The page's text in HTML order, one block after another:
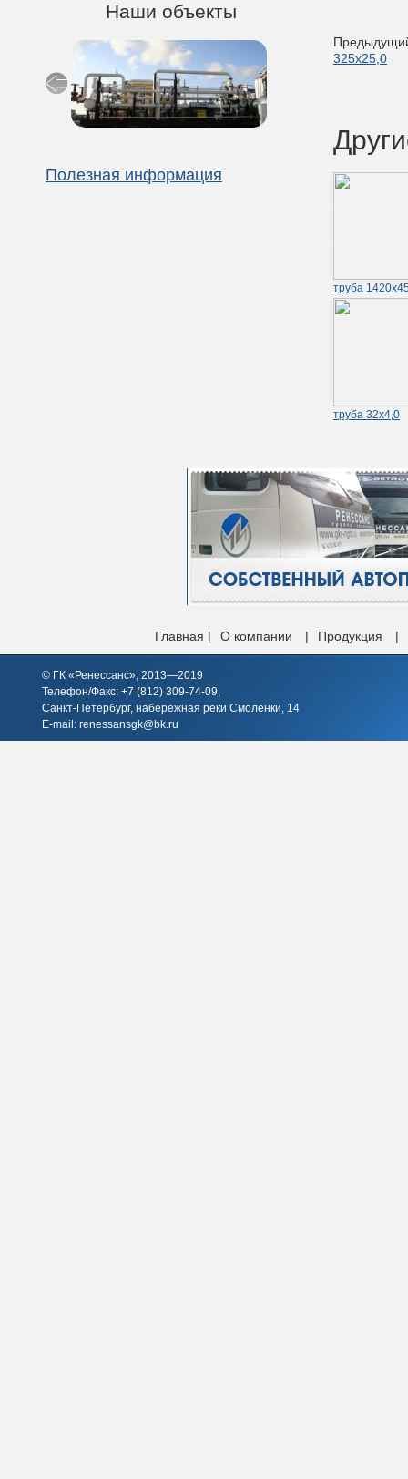
Наши объекты
Полезная информация
325х25,0
труба
труба 32х4,0
Главная | О компании | Продукция |
© ГК «Ренессанс», 2013—2019
Телефон/Факс: +7 (812) 309-74-09,
Санкт-Петербург, набережная реки Смоленки, 14
E-mail: renessansgk@bk.ru